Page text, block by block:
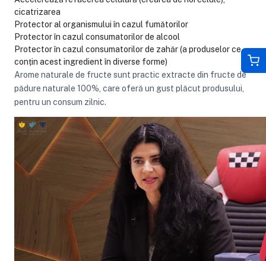
cicatrizarea
Protector al organismului în cazul fumătorilor
Protector în cazul consumatorilor de alcool
Protector în cazul consumatorilor de zahăr (a produselor ce
conțin acest ingredient în diverse forme)
Arome naturale de fructe sunt practic extracte din fructe de
pădure naturale 100%, care oferă un gust plăcut produsului,
pentru un consum zilnic.